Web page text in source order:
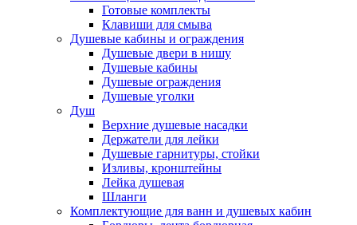
Готовые комплекты
Клавиши для смыва
Душевые кабины и ограждения
Душевые двери в нишу
Душевые кабины
Душевые ограждения
Душевые уголки
Душ
Верхние душевые насадки
Держатели для лейки
Душевые гарнитуры, стойки
Изливы, кронштейны
Лейка душевая
Шланги
Комплектующие для ванн и душевых кабин